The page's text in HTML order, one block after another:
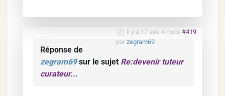
il y a 17 ans 4 mois #419
par zegram69
Réponse de
zegram69sur le sujet Re:devenir tuteur
curateur...